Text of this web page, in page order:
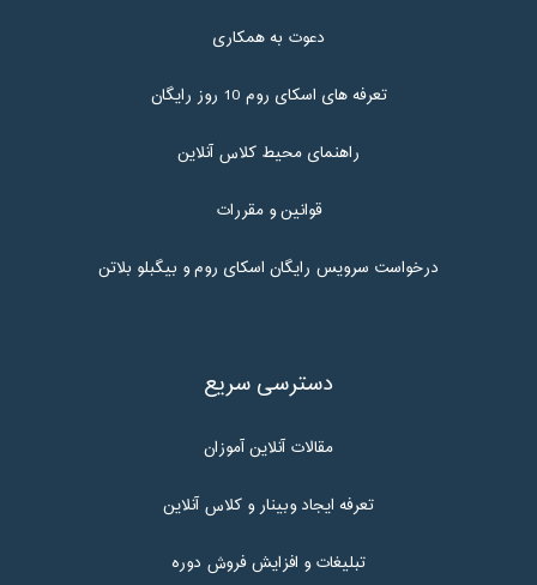
دعوت به همکاری
تعرفه های اسکای روم 10 روز رایگان
راهنمای محیط کلاس آنلاین
قوانین و مقررات
درخواست سرویس رایگان اسکای روم و بیگبلو بلاتن
دسترسی سریع
مقالات آنلاین آموزان
تعرفه ایجاد وبینار و کلاس آنلاین
تبلیغات و افزایش فروش دوره